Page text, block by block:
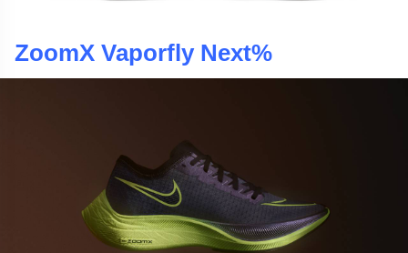
ZoomX Vaporfly Next%